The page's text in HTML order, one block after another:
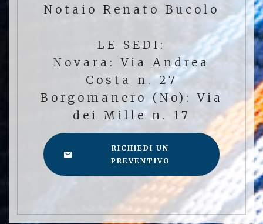
Notaio Renato Bucolo
LE SEDI:
Novara: Via Andrea
Costa n. 27
Borgomanero (No): Via
dei Mille n. 17
RICHIEDI UN
PREVENTIVO